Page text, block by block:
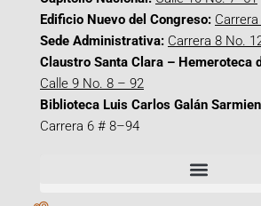
Edificio Nuevo del Congreso:
Sede Administrativa: Carrera 8 No.
Claustro Santa Clara – Hemeroteca
Calle 9 No. 8 – 92
Biblioteca Luis Carlos Galán
Carrera 6 # 8–94